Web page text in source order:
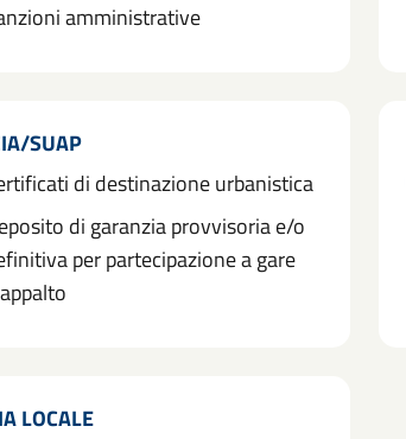
amministrative
SUAP
di destinazione urbanistica
di garanzia provvisoria e/o
per partecipazione a gare
LOCALE